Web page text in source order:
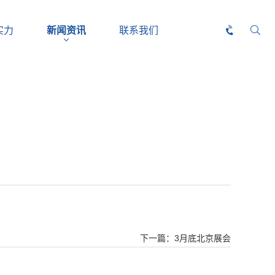
力 新闻资讯 联系我们
下一篇：3月底北京展会